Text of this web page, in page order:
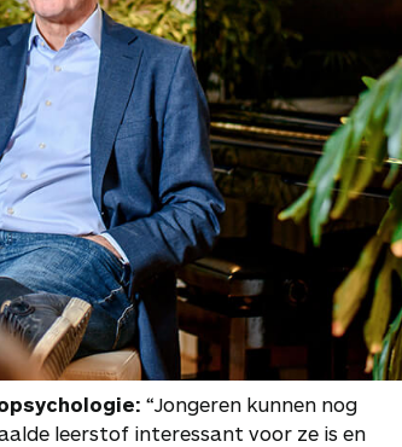
“Jongeren kunnen nog
leerstof interessant voor ze is en